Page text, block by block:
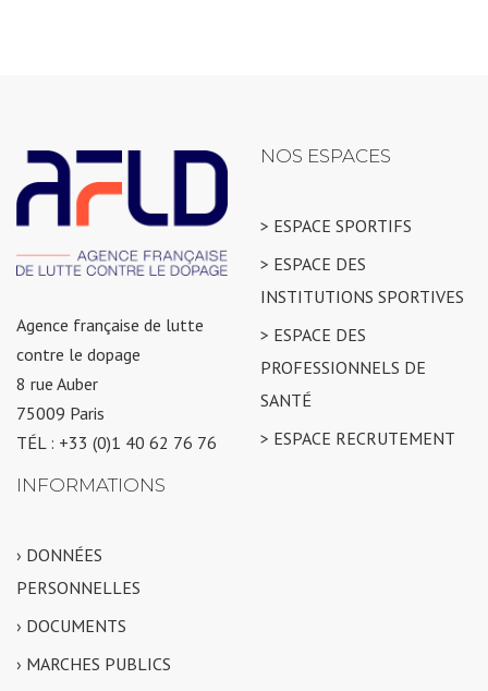
Agence française de lutte
contre le dopage
8 rue Auber
75009 Paris
TÉL : +33 (0)1 40 62 76 76
NOS ESPACES
> ESPACE SPORTIFS
> ESPACE DES
INSTITUTIONS SPORTIVES
> ESPACE DES
PROFESSIONNELS DE
SANTÉ
> ESPACE RECRUTEMENT
INFORMATIONS
› DONNÉES
PERSONNELLES
› DOCUMENTS
› MARCHES PUBLICS